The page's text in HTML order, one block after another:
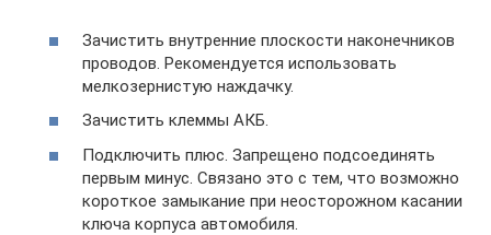
Зачистить внутренние плоскости наконечников
проводов. Рекомендуется использовать
мелкозернистую наждачку.
Зачистить клеммы АКБ.
Подключить плюс. Запрещено подсоединять
первым минус. Связано это с тем, что возможно
короткое замыкание при неосторожном касании
ключа корпуса автомобиля.